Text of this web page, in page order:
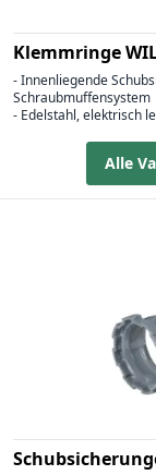
Klemmringe
- Innenliegende
Schraubmuffensystem
- Edelstahl, elektrisch
Alle